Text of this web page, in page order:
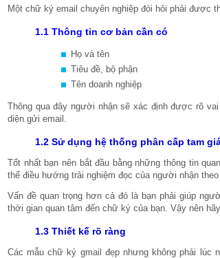
Một chữ ký email chuyên nghiệp đòi hỏi phải được
1.1 Thông tin cơ bản cần có
Họ và tên
Tiêu đề, bộ phận
Tên doanh nghiệp
Thông qua đây người nhận sẽ xác định được rõ
diện gửi email.
1.2 Sử dụng hệ thống phân cấp tam
Tốt nhất bạn nên bắt đầu bằng những thông tin
thể điều hướng trải nghiệm đọc của người nhận
Vấn đề quan trọng hơn cả đó là bạn phải giúp
thời gian quan tâm đến chữ ký của bạn. Vậy nên
1.3 Thiết kế rõ ràng
Các mẫu chữ ký gmail đẹp nhưng không phải lúc